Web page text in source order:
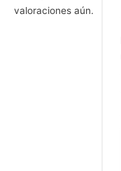
valoraciones aún.